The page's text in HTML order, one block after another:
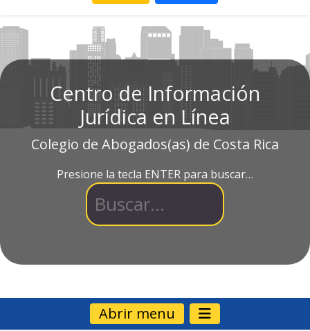
Centro de Información
Jurídica en Línea
Colegio de Abogados(as) de Costa Rica
Presione la tecla ENTER para buscar…
Abrir menu